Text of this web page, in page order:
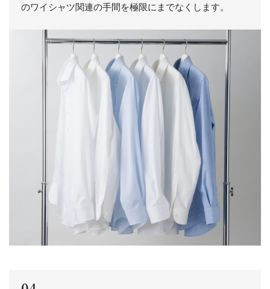
のワイシャツ関連の手間を極限にまでなくします。